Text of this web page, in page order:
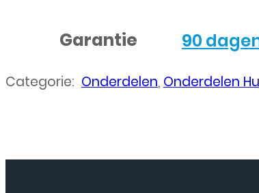
Garantie 90
Categorie: Onderdelen, Onderdelen